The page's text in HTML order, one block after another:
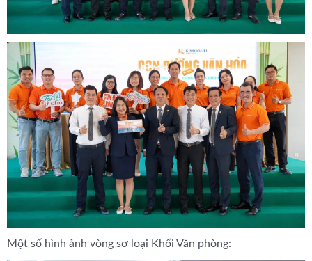
Một số hình ảnh vòng sơ loại Khối Văn phòng: